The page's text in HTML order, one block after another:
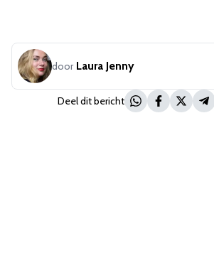
door Laura Jenny
Deel dit bericht